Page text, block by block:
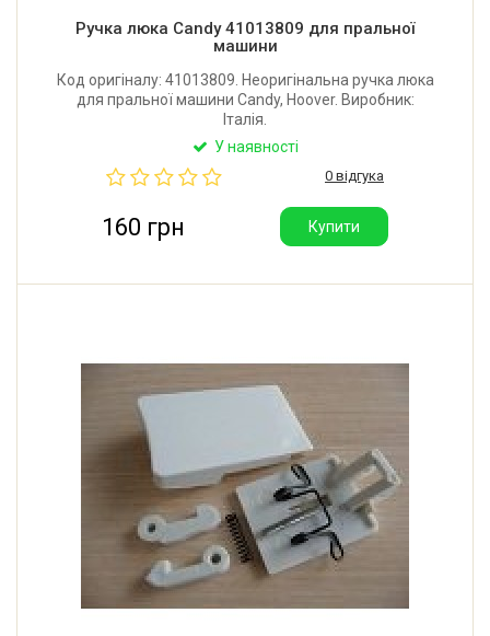
Ручка люка Candy 41013809 для пральної
машини
Код оригіналу: 41013809. Неоригінальна ручка люка
для пральної машини Candy, Hoover. Виробник:
Італія.
У наявності
0 відгука
160 грн Купити